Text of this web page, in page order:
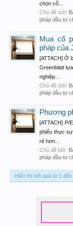
chọn cổ...
Chủ đề bởi:
pháp đầu tư
Mua cổ
pháp của
[ATTACH] Ở
Greenblatt
nghiệp...
Chủ đề bởi:
pháp đầu tư
Phương
[ATTACH] P/
phiếu thực
rẻ hơn...
Chủ đề bởi:
pháp đầu tư
Hiển thị kết quả từ 1